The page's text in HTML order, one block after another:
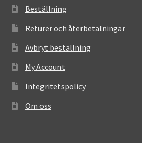
Beställning
Returer och återbetalningar
Avbryt beställning
My Account
Integritetspolicy
Om oss